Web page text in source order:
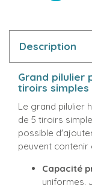
Description
Grand pilulier
tiroirs simples
Le grand pilulier
de 5 tiroirs
possible
peuvent contenir
Capacité
uniformes.